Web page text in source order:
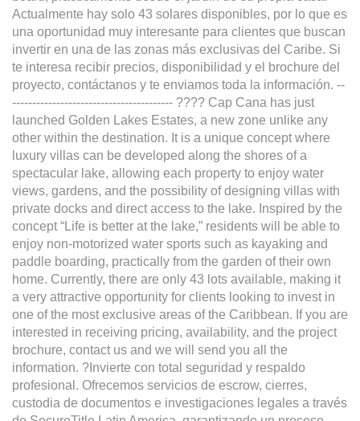
Actualmente hay solo 43 solares disponibles, por lo que es
una oportunidad muy interesante para clientes que buscan
invertir en una de las zonas más exclusivas del Caribe. Si
te interesa recibir precios, disponibilidad y el brochure del
proyecto, contáctanos y te enviamos toda la información. --
---------------------------------------- ???? Cap Cana has just
launched Golden Lakes Estates, a new zone unlike any
other within the destination. It is a unique concept where
luxury villas can be developed along the shores of a
spectacular lake, allowing each property to enjoy water
views, gardens, and the possibility of designing villas with
private docks and direct access to the lake. Inspired by the
concept “Life is better at the lake,” residents will be able to
enjoy non-motorized water sports such as kayaking and
paddle boarding, practically from the garden of their own
home. Currently, there are only 43 lots available, making it
a very attractive opportunity for clients looking to invest in
one of the most exclusive areas of the Caribbean. If you are
interested in receiving pricing, availability, and the project
brochure, contact us and we will send you all the
information. ?Invierte con total seguridad y respaldo
profesional. Ofrecemos servicios de escrow, cierres,
custodia de documentos e investigaciones legales a través